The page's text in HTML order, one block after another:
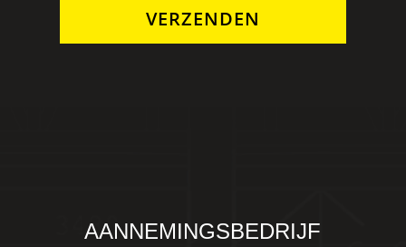
VERZENDEN
AANNEMINGSBEDRIJF